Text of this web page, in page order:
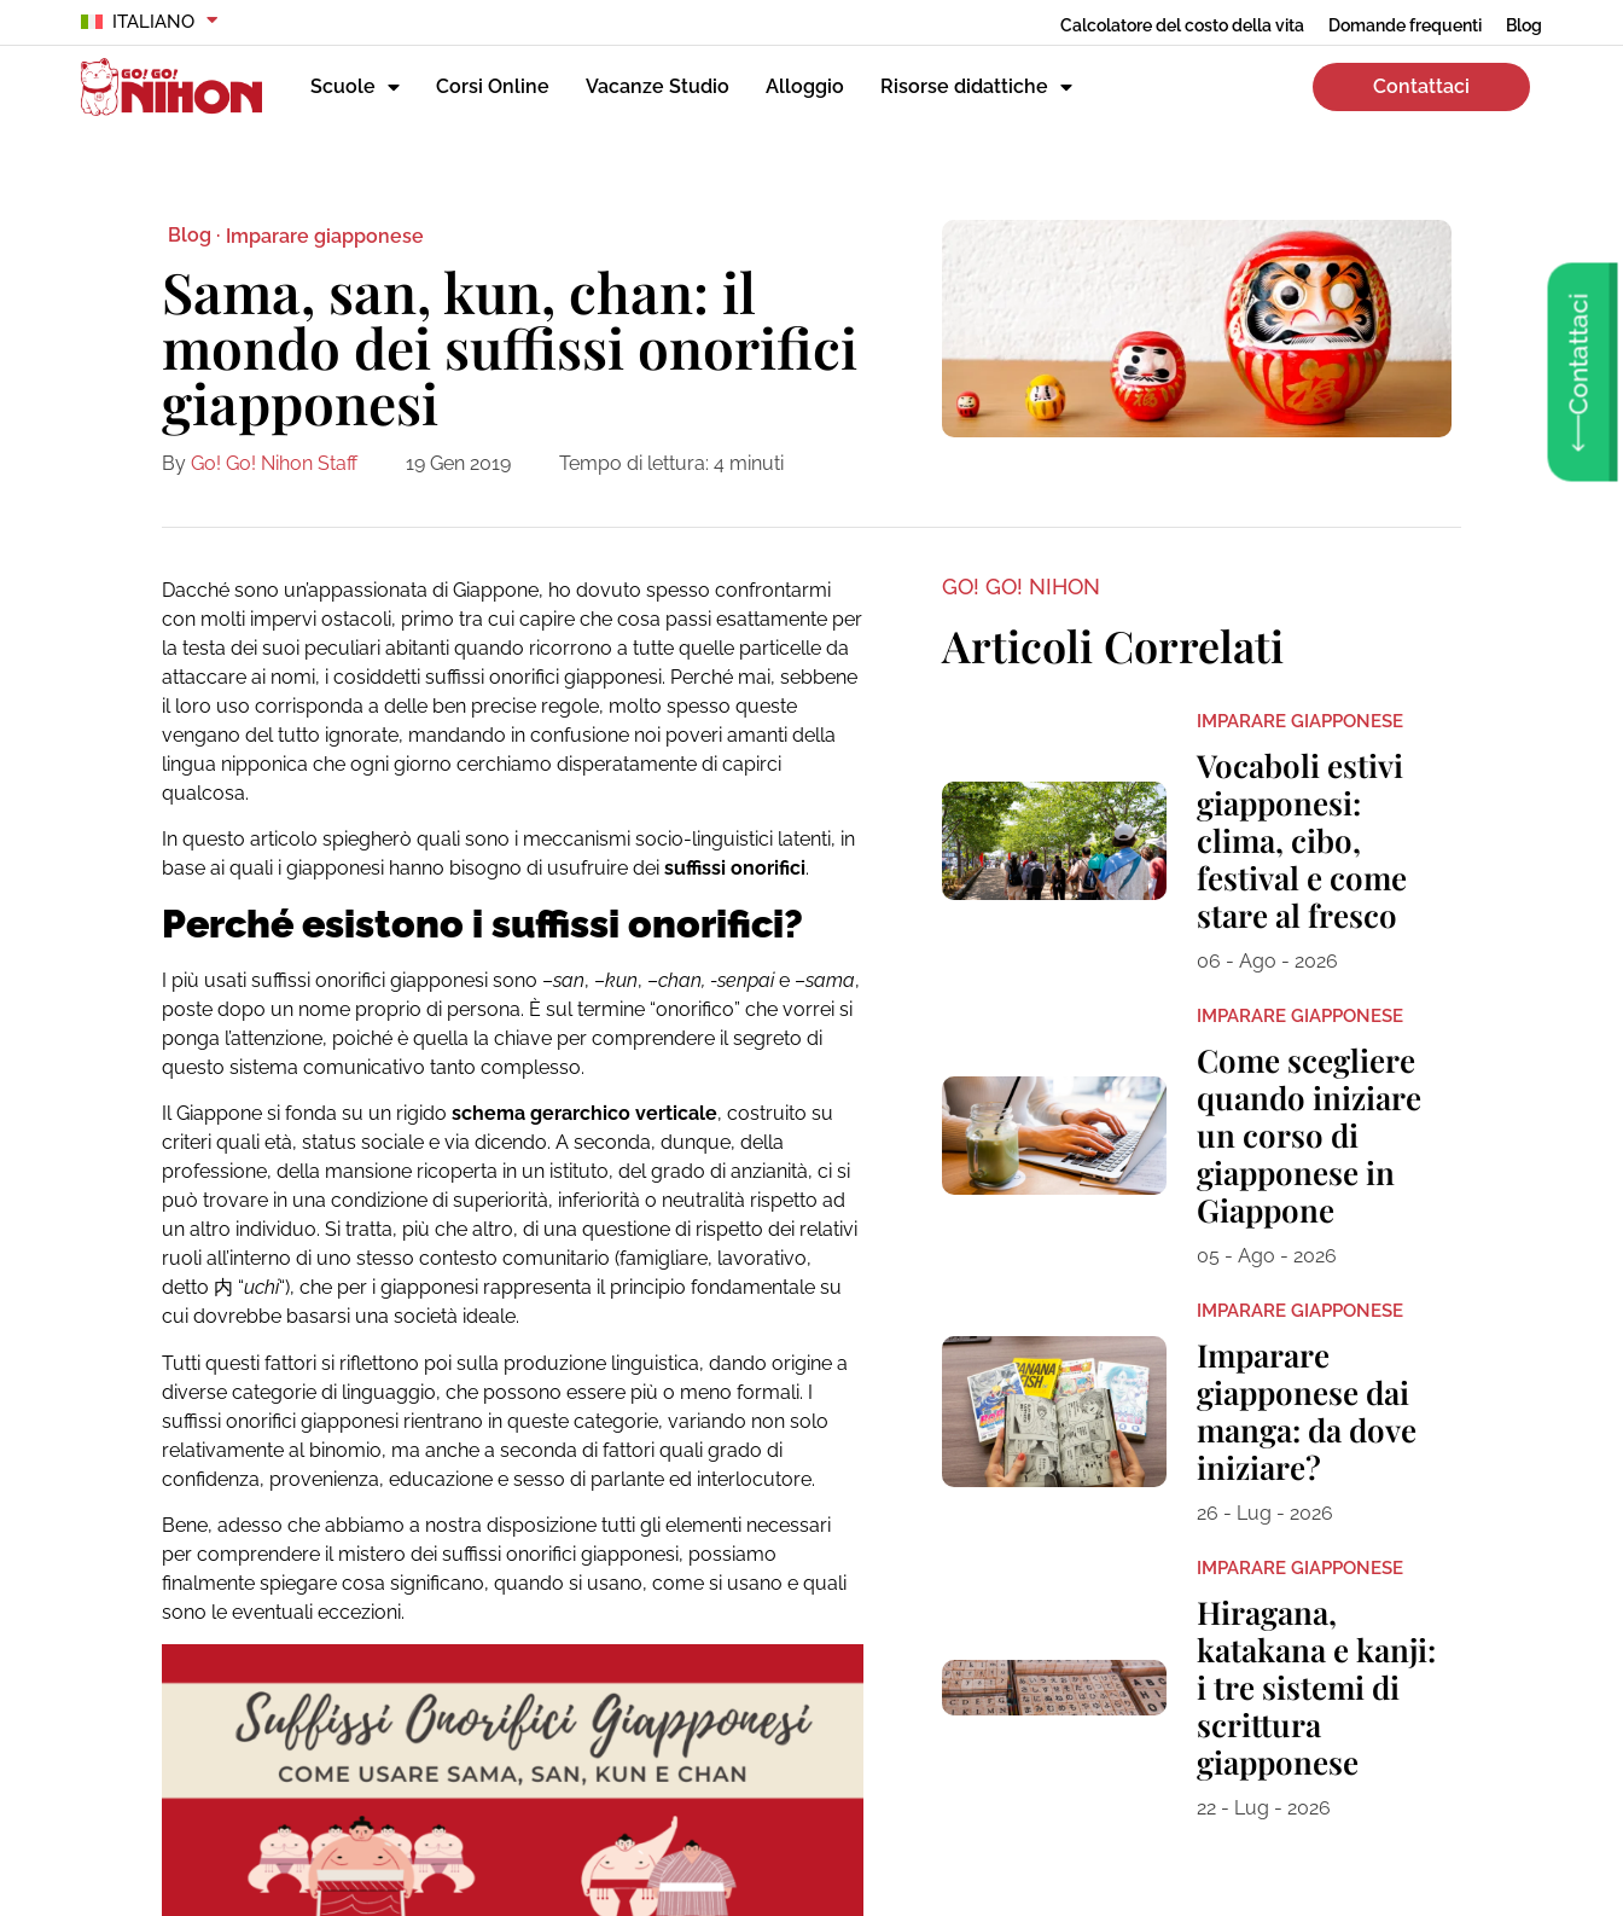
ITALIANO Calcolatore del costo della vita Domande frequenti Blog
Scuole Corsi Online Vacanze Studio Alloggio Risorse didattiche Contattaci
Contattaci
Blog · Imparare giapponese
Sama, san, kun, chan: il
mondo dei suffissi onorifici
giapponesi
By Go! Go! Nihon Staff 19 Gen 2019 Tempo di lettura: 4 minuti
Dacché sono un’appassionata di Giappone, ho dovuto spesso confrontarmi
con molti impervi ostacoli, primo tra cui capire che cosa passi esattamente per
la testa dei suoi peculiari abitanti quando ricorrono a tutte quelle particelle da
attaccare ai nomi, i cosiddetti suffissi onorifici giapponesi. Perché mai, sebbene
il loro uso corrisponda a delle ben precise regole, molto spesso queste
vengano del tutto ignorate, mandando in confusione noi poveri amanti della
lingua nipponica che ogni giorno cerchiamo disperatamente di capirci
qualcosa.
In questo articolo spiegherò quali sono i meccanismi socio-linguistici latenti, in
base ai quali i giapponesi hanno bisogno di usufruire deisuffissi onorifici.
Perché esistono i suffissi onorifici?
I più usati suffissi onorifici giapponesi sono –san, –kun, –chan, -senpaie –sama,
poste dopo un nome proprio di persona. È sul termine “onorifico” che vorrei si
ponga l’attenzione, poiché è quella la chiave per comprendere il segreto di
questo sistema comunicativo tanto complesso.
Il Giappone si fonda su un rigidoschema gerarchico verticale, costruito su
criteri quali età, status sociale e via dicendo. A seconda, dunque, della
professione, della mansione ricoperta in un istituto, del grado di anzianità, ci si
può trovare in una condizione di superiorità, inferiorità o neutralità rispetto ad
un altro individuo. Si tratta, più che altro, di una questione di rispetto dei relativi
ruoli all’interno di uno stesso contesto comunitario (famigliare, lavorativo,
detto 内 “uchi“), che per i giapponesi rappresenta il principio fondamentale su
cui dovrebbe basarsi una società ideale.
Tutti questi fattori si riflettono poi sulla produzione linguistica, dando origine a
diverse categorie di linguaggio, che possono essere più o meno formali. I
suffissi onorifici giapponesi rientrano in queste categorie, variando non solo
relativamente al binomio, ma anche a seconda di fattori quali grado di
confidenza, provenienza, educazione e sesso di parlante ed interlocutore.
Bene, adesso che abbiamo a nostra disposizione tutti gli elementi necessari
per comprendere il mistero dei suffissi onorifici giapponesi, possiamo
finalmente spiegare cosa significano, quando si usano, come si usano e quali
sono le eventuali eccezioni.
GO! GO! NIHON
Articoli Correlati
IMPARARE GIAPPONESE
Vocaboli estivi
giapponesi:
clima, cibo,
festival e come
stare al fresco
06 - Ago - 2026
IMPARARE GIAPPONESE
Come scegliere
quando iniziare
un corso di
giapponese in
Giappone
05 - Ago - 2026
IMPARARE GIAPPONESE
Imparare
giapponese dai
manga: da dove
iniziare?
26 - Lug - 2026
IMPARARE GIAPPONESE
Hiragana,
katakana e kanji:
i tre sistemi di
scrittura
giapponese
22 - Lug - 2026